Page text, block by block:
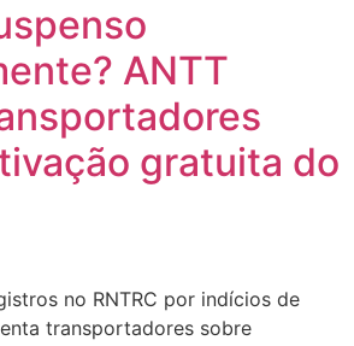
ANTT
gratuita do
no RNTRC por indícios de
transportadores sobre